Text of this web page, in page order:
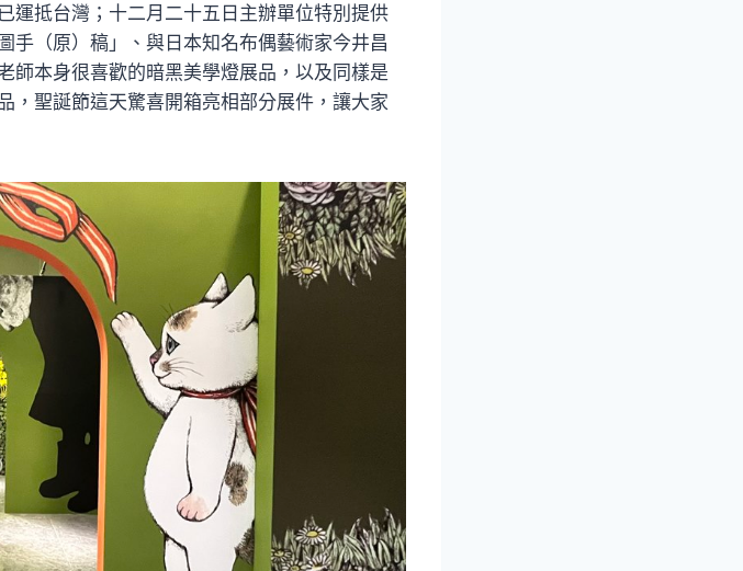
運抵台灣；十二月二十五日主辦單位特別提供
手（原）稿」、與日本知名布偶藝術家今井昌
師本身很喜歡的暗黑美學燈展品，以及同樣是
，聖誕節這天驚喜開箱亮相部分展件，讓大家